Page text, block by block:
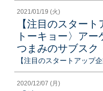
2021/01/19 (火)
【注目のスター
トーキョー〉ア
つまみのサブスク
【注目のスタートアップ企
2020/12/07 (月)